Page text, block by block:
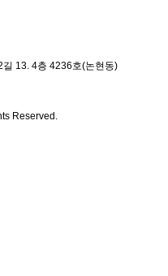
13. 4층 4236호(논현동)
Reserved.